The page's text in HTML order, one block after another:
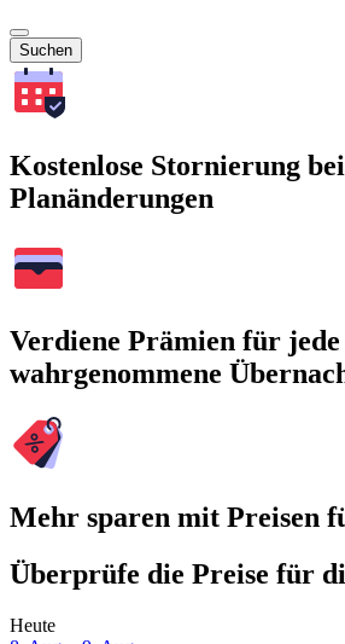
Suchen
Kostenlose Stornierung bei
Planänderungen
Verdiene Prämien für jede
wahrgenommene
Mehr sparen mit Preisen
Überprüfe die Preise für
Heute